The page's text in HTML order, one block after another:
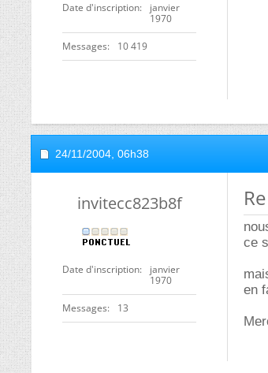
Date d'inscription
janvier
1970
Messages 10 419
24/11/2004, 06h38
invitecc823b8f
Date d'inscription
janvier
1970
Messages 13
ce
en